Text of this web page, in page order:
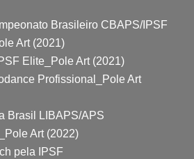
Brasileiro CBAPS/IPSF
Art (2021)
Elite_Pole Art (2021)
Profissional_Pole Art
Brasil LIBAPS/APS
Art (2022)
pela IPSF